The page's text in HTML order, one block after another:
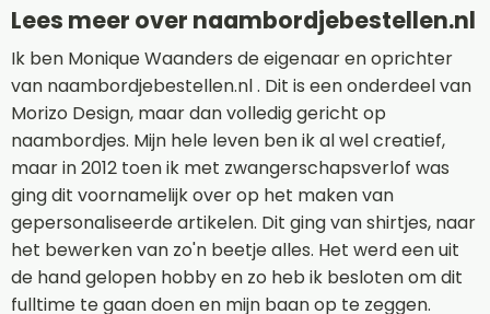
Lees meer over naambordjebestellen.nl
Ik ben Monique Waanders de eigenaar en oprichter
van naambordjebestellen.nl . Dit is een onderdeel van
Morizo Design, maar dan volledig gericht op
naambordjes. Mijn hele leven ben ik al wel creatief,
maar in 2012 toen ik met zwangerschapsverlof was
ging dit voornamelijk over op het maken van
gepersonaliseerde artikelen. Dit ging van shirtjes, naar
het bewerken van zo'n beetje alles. Het werd een uit
de hand gelopen hobby en zo heb ik besloten om dit
fulltime te gaan doen en mijn baan op te zeggen.